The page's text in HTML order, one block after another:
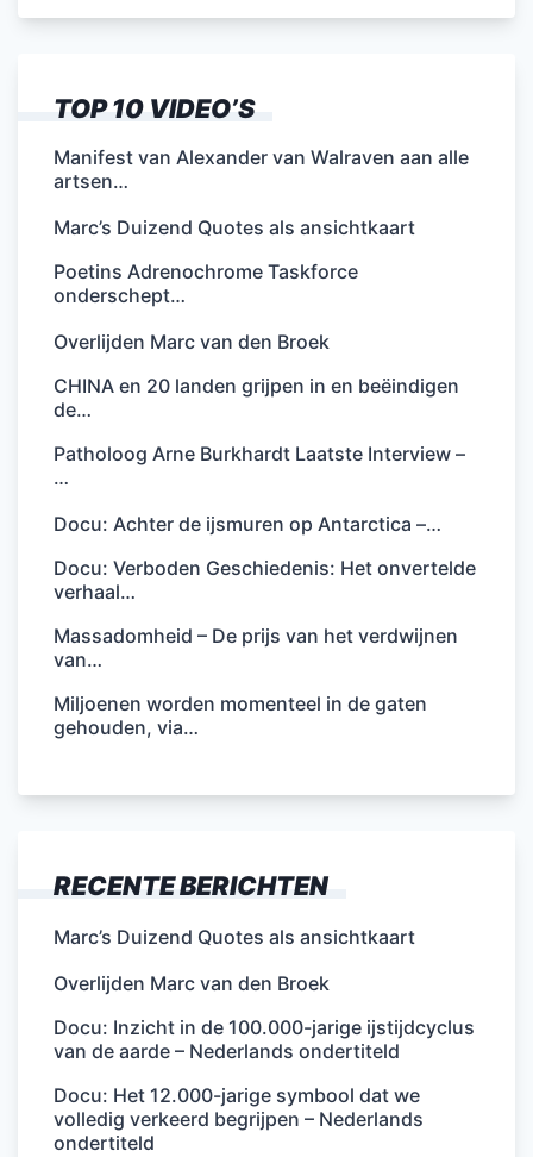
TOP 10 VIDEO’S
Manifest van Alexander van Walraven aan alle
artsen…
Marc’s Duizend Quotes als ansichtkaart
Poetins Adrenochrome Taskforce
onderschept…
Overlijden Marc van den Broek
CHINA en 20 landen grijpen in en beëindigen
de…
Patholoog Arne Burkhardt Laatste Interview –
…
Docu: Achter de ijsmuren op Antarctica –…
Docu: Verboden Geschiedenis: Het onvertelde
verhaal…
Massadomheid – De prijs van het verdwijnen
van…
Miljoenen worden momenteel in de gaten
gehouden, via…
RECENTE BERICHTEN
Marc’s Duizend Quotes als ansichtkaart
Overlijden Marc van den Broek
Docu: Inzicht in de 100.000-jarige ijstijdcyclus
van de aarde – Nederlands ondertiteld
Docu: Het 12.000-jarige symbool dat we
volledig verkeerd begrijpen – Nederlands
ondertiteld